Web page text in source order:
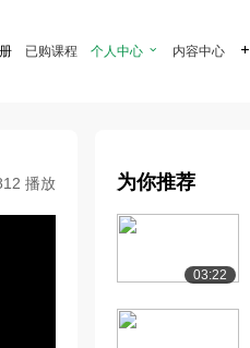
已购课程 个人中心  内容中心 
播放 为你推荐
03:22